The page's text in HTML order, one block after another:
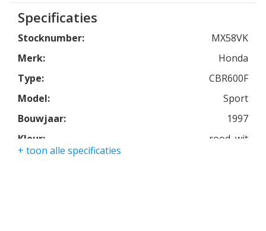
Specificaties
Stocknumber:
MX58VK
Merk:
Honda
Type:
CBR600F
Model:
Sport
Bouwjaar:
1997
Kleur:
rood, wit
+ toon alle specificaties